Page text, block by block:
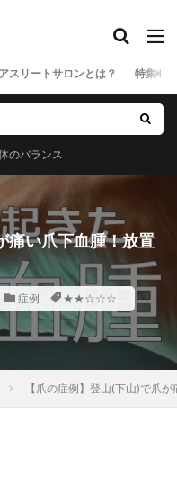
アスリートサロンとは？ 特集
のバランス
痛い爪下血腫！放置
症例 ★★☆☆☆
【爪の症例】登山(下山)で爪
佐賀県
兵庫県
埼玉県
宮崎県
富山県
岐阜県
岡山県
徳島県
愛媛県
栃木県
沖縄県
神奈川県
福井県
静岡県
香川県